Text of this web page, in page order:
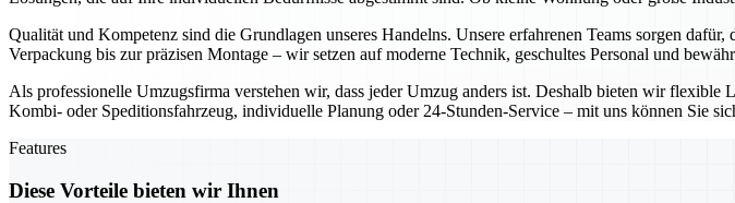
Qualität und Kompetenz sind die Grundlagen unseres Handelns. Unsere erfahrenen Teams sorgen
Verpackung bis zur präzisen Montage – wir setzen auf moderne Technik, geschultes Personal und
Als professionelle Umzugsfirma verstehen wir, dass jeder Umzug anders ist. Deshalb bieten wir
Kombi- oder Speditionsfahrzeug, individuelle Planung oder 24-Stunden-Service – mit uns können Sie
Features
Diese Vorteile bieten wir Ihnen